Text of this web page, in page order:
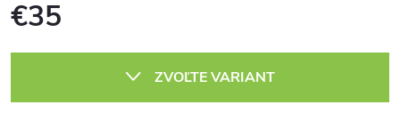
€35
ZVOĽTE VARIANT